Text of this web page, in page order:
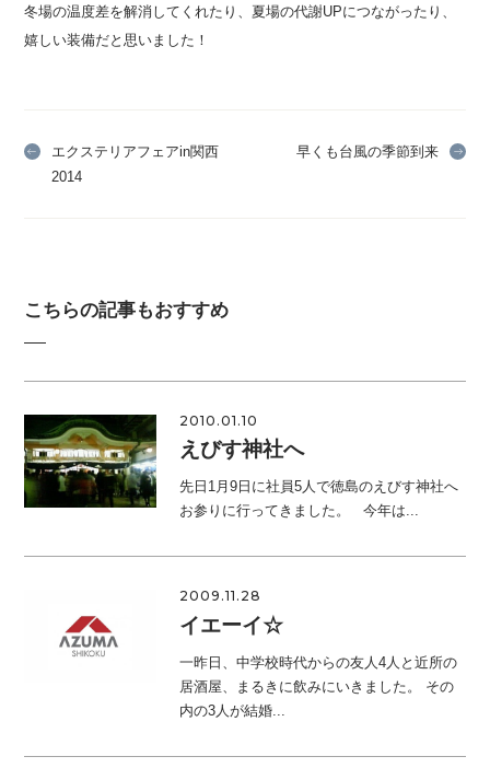
冬場の温度差を解消してくれたり、夏場の代謝UPにつながったり、
嬉しい装備だと思いました！
エクステリアフェアin関西
2014
早くも台風の季節到来
こちらの記事もおすすめ
2010.01.10
えびす神社へ
先日1月9日に社員5人で徳島のえびす神社へ
お参りに行ってきました。 今年は...
2009.11.28
イエーイ☆
一昨日、中学校時代からの友人4人と近所の
居酒屋、まるきに飲みにいきました。 その
内の3人が結婚...